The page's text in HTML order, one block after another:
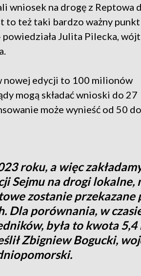
wniosek na drogę z Reptowa
to też taki bardzo ważny punkt
powiedziała Julita Pilecka, wójt
nowej edycji to 100 milionów
mogą składać wnioski do 27
może wynieść od 50
roku, a więc
Sejmu na drogi lokalne,
zostanie
Dla porównania, w
była to kwota
Zbigniew Bogucki,